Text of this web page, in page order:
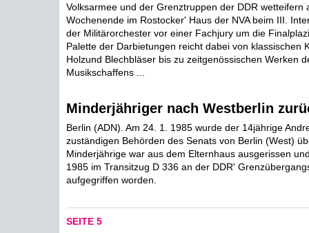
Volksarmee und der Grenztruppen der DDR wetteifern
Wochenende im Rostocker' Haus der NVA beim III.
der Militärorchester vor einer Fachjury um die
Palette der Darbietungen reicht dabei von klassischen
Holzund Blechbläser bis zu zeitgenössischen Werken
Musikschaffens ...
Minderjähriger nach Westberlin
Berlin (ADN). Am 24. 1. 1985 wurde der 14jährige
zuständigen Behörden des Senats von Berlin (West)
Minderjährige war aus dem Elternhaus ausgerissen
1985 im Transitzug D 336 an der DDR'
aufgegriffen worden.
SEITE 5